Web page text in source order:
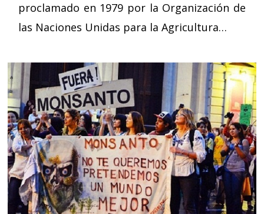
proclamado en 1979 por la Organización de
las Naciones Unidas para la Agricultura…